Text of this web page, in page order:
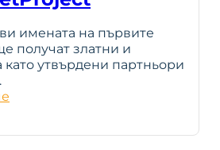
имената на първите
получат златни и
утвърдени партньори